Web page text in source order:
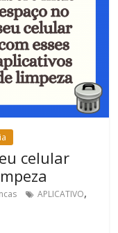
celular
APLICATIVO,